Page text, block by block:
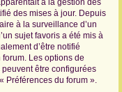
à la gestion des
des mises à jour. Depuis
à la surveillance d’un
sujet favoris a été mis à
d’être notifié
forum. Les options de
être configurées
Préférences du forum ».